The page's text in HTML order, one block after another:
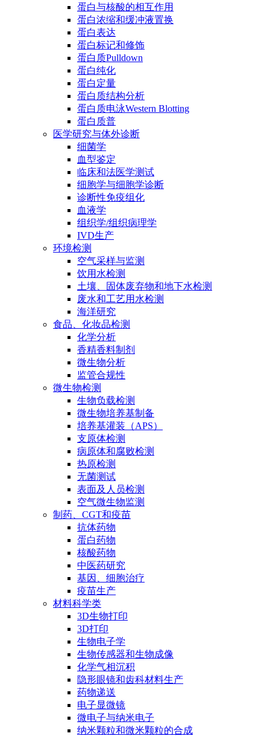
蛋白与核酸的相互作用
蛋白浓缩和缓冲液置换
蛋白表达
蛋白标记和修饰
蛋白质Pulldown
蛋白纯化
蛋白定量
蛋白质结构分析
蛋白质电泳Western Blotting
蛋白质普
医学研究与体外诊断
细菌学
血型鉴定
临床和法医学测试
细胞学与细胞学诊断
诊断性免疫组化
血液学
组织学/组织病理学
IVD生产
环境检测
空气采样与监测
饮用水检测
土壤、固体废弃物和地下水检测
废水和工艺用水检测
海洋研究
食品、化妆品检测
化学分析
香精香料制剂
微生物分析
监管合规性
微生物检测
生物负载检测
微生物培养基制备
培养基灌装（APS）
支原体检测
病原体和腐败检测
热原检测
无菌测试
表面及人员检测
空气微生物监测
制药、CGT和疫苗
抗体药物
蛋白药物
核酸药物
中医药研究
基因、细胞治疗
疫苗生产
材料科学类
3D生物打印
3D打印
生物电子学
生物传感器和生物成像
化学气相沉积
隐形眼镜和齿科材料生产
药物递送
电子显微镜
微电子与纳米电子
纳米颗粒和微米颗粒的合成